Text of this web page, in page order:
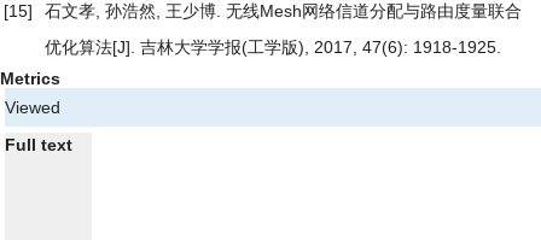
[15] 石文孝, 孙浩然, 王少博. 无线Mesh网络信道分配与路由度量联合
优化算法[J]. 吉林大学学报(工学版), 2017, 47(6): 1918-1925.
Metrics
Viewed
Full text